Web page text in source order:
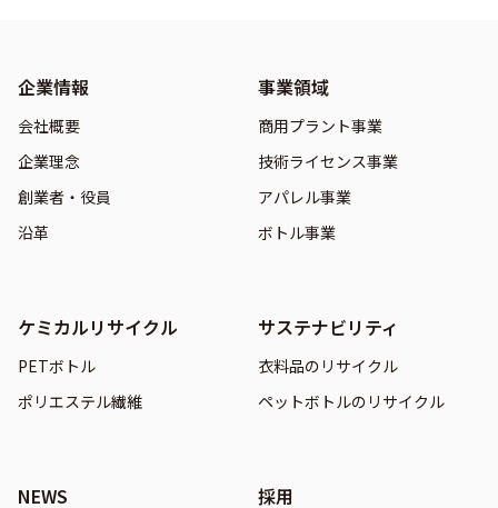
企業情報
会社概要
企業理念
創業者・役員
沿革
事業領域
商用プラント事業
技術ライセンス事業
アパレル事業
ボトル事業
ケミカルリサイクル
PETボトル
ポリエステル繊維
サステナビリティ
衣料品のリサイクル
ペットボトルのリサイクル
NEWS 採用